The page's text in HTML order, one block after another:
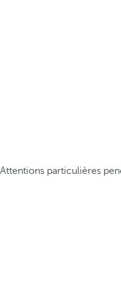
Attentions particulières